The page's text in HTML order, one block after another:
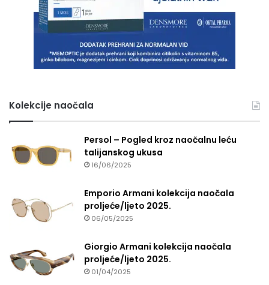
Kolekcije naočala
Persol – Pogled kroz naočalnu leću
talijanskog ukusa
16/06/2025
Emporio Armani kolekcija naočala
proljeće/ljeto 2025.
06/05/2025
Giorgio Armani kolekcija naočala
proljeće/ljeto 2025.
01/04/2025